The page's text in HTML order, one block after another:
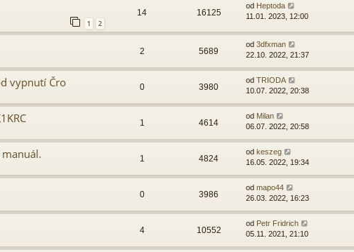
1 2
14 16125
od Heptoda
11.01. 2023, 12:00
2 5689
od 3dfxman
22.10. 2022, 21:37
vypnutí Čro 0 3980
od TRIODA
10.07. 2022, 20:38
1 4614
od Milan
06.07. 2022, 20:58
1 4824
od keszeg
16.05. 2022, 19:34
0 3986
od mapo44
26.03. 2022, 16:23
4 10552
od Petr Fridrich
05.11. 2021, 21:10